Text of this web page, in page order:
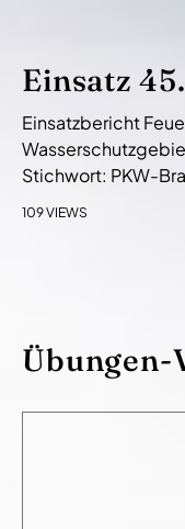
Einsatz
Einsatzbericht
Stichwort: PKW-
109 VIEWS
Übungen-